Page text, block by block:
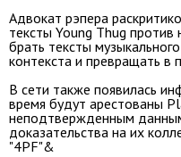
Адвокат рэпера
тексты Young Thug против
брать тексты
контекста и превращать в
В сети также появилась
время будут арестованы
неподтвержденным
доказательства на их
"4PF"&